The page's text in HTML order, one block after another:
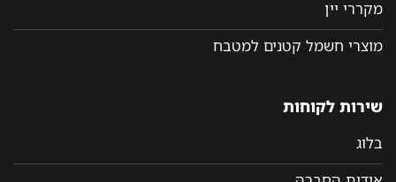
מקררי יין
מוצרי חשמל קטנים למטבח
שירות לקוחות
בלוג